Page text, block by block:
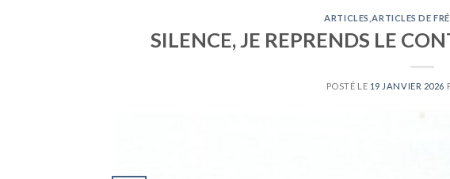
ARTICLES ,ARTICLES DE
SILENCE, JE REPRENDS LE
POSTÉ LE 19 JANVIER 2026